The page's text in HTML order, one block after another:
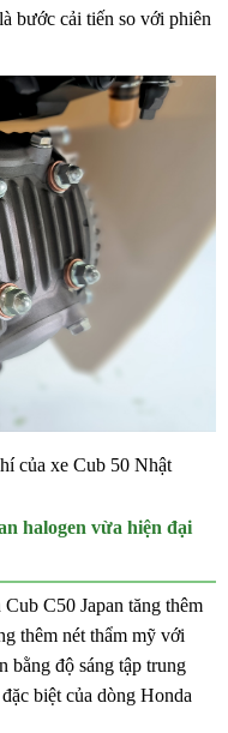
bước cải tiến so với phiên
của xe Cub 50 Nhật
halogen vừa hiện đại
C50 Japan tăng thêm
thêm nét thẩm mỹ với
bằng độ sáng tập trung
biệt của dòng Honda